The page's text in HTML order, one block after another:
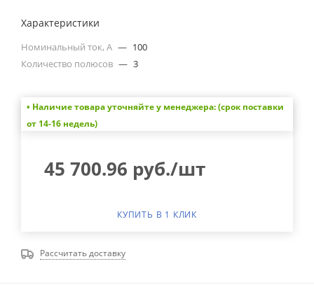
Характеристики
Номинальный ток, А — 100
Количество полюсов — 3
• Наличие товара уточняйте у менеджера: (срок поставки
от 14-16 недель)
45 700.96 руб./шт
КУПИТЬ В 1 КЛИК
Рассчитать доставку